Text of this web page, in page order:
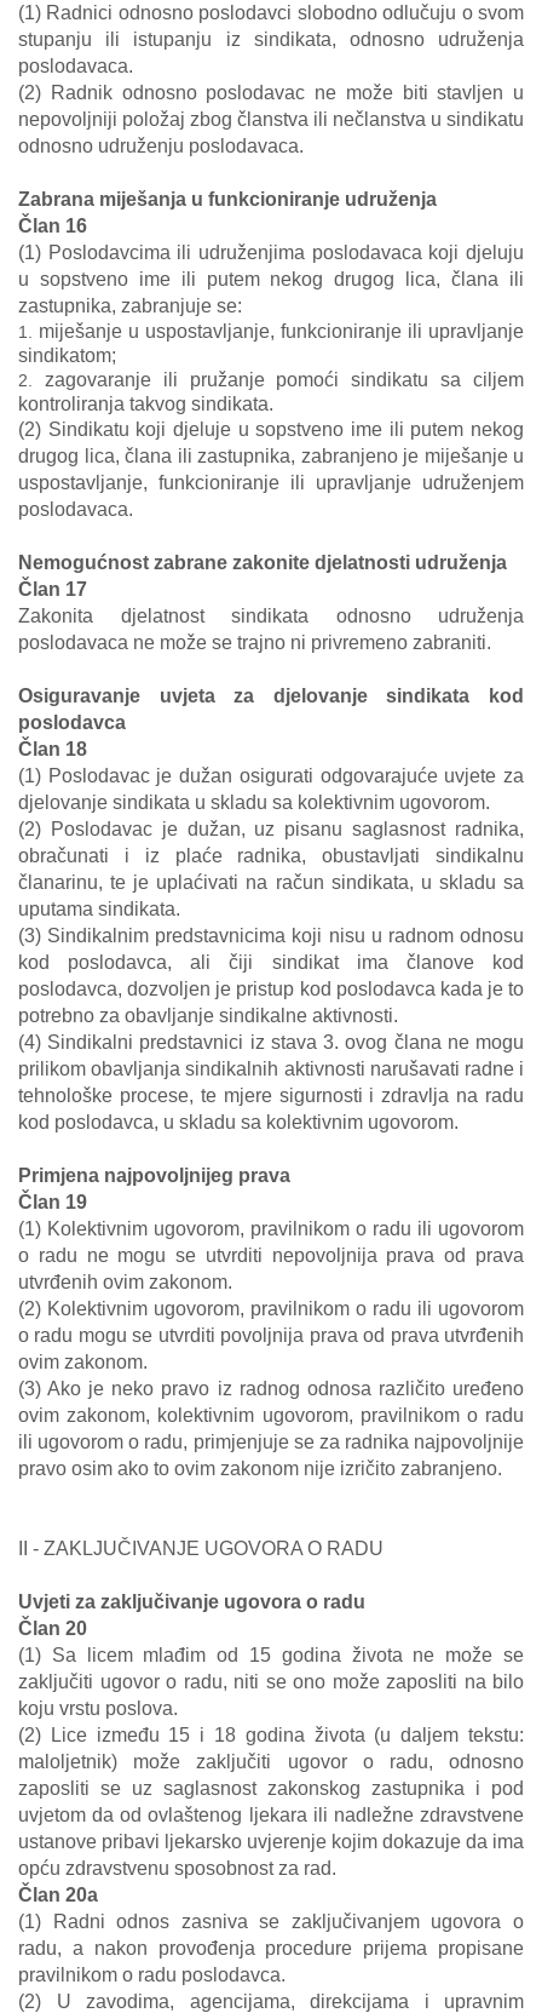
(1) Radnici odnosno poslodavci slobodno odlučuju o svom
stupanju ili istupanju iz sindikata, odnosno udruženja
poslodavaca.
(2) Radnik odnosno poslodavac ne može biti stavljen u
nepovoljniji položaj zbog članstva ili nečlanstva u sindikatu
odnosno udruženju poslodavaca.
Zabrana miješanja u funkcioniranje udruženja
Član 16
(1) Poslodavcima ili udruženjima poslodavaca koji djeluju
u sopstveno ime ili putem nekog drugog lica, člana ili
zastupnika, zabranjuje se:
miješanje u uspostavljanje, funkcioniranje ili upravljanje
sindikatom;
zagovaranje ili pružanje pomoći sindikatu sa ciljem
kontroliranja takvog sindikata.
(2) Sindikatu koji djeluje u sopstveno ime ili putem nekog
drugog lica, člana ili zastupnika, zabranjeno je miješanje u
uspostavljanje, funkcioniranje ili upravljanje udruženjem
poslodavaca.
Nemogućnost zabrane zakonite djelatnosti udruženja
Član 17
Zakonita djelatnost sindikata odnosno udruženja
poslodavaca ne može se trajno ni privremeno zabraniti.
Osiguravanje uvjeta za djelovanje sindikata kod
poslodavca
Član 18
(1) Poslodavac je dužan osigurati odgovarajuće uvjete za
djelovanje sindikata u skladu sa kolektivnim ugovorom.
(2) Poslodavac je dužan, uz pisanu saglasnost radnika,
obračunati i iz plaće radnika, obustavljati sindikalnu
članarinu, te je uplaćivati na račun sindikata, u skladu sa
uputama sindikata.
(3) Sindikalnim predstavnicima koji nisu u radnom odnosu
kod poslodavca, ali čiji sindikat ima članove kod
poslodavca, dozvoljen je pristup kod poslodavca kada je to
potrebno za obavljanje sindikalne aktivnosti.
(4) Sindikalni predstavnici iz stava 3. ovog člana ne mogu
prilikom obavljanja sindikalnih aktivnosti narušavati radne i
tehnološke procese, te mjere sigurnosti i zdravlja na radu
kod poslodavca, u skladu sa kolektivnim ugovorom.
Primjena najpovoljnijeg prava
Član 19
(1) Kolektivnim ugovorom, pravilnikom o radu ili ugovorom
o radu ne mogu se utvrditi nepovoljnija prava od prava
utvrđenih ovim zakonom.
(2) Kolektivnim ugovorom, pravilnikom o radu ili ugovorom
o radu mogu se utvrditi povoljnija prava od prava utvrđenih
ovim zakonom.
(3) Ako je neko pravo iz radnog odnosa različito uređeno
ovim zakonom, kolektivnim ugovorom, pravilnikom o radu
ili ugovorom o radu, primjenjuje se za radnika najpovoljnije
pravo osim ako to ovim zakonom nije izričito zabranjeno.
II - ZAKLJUČIVANJE UGOVORA O RADU
Uvjeti za zaključivanje ugovora o radu
Član 20
(1) Sa licem mlađim od 15 godina života ne može se
zaključiti ugovor o radu, niti se ono može zaposliti na bilo
koju vrstu poslova.
(2) Lice između 15 i 18 godina života (u daljem tekstu:
maloljetnik) može zaključiti ugovor o radu, odnosno
zaposliti se uz saglasnost zakonskog zastupnika i pod
uvjetom da od ovlaštenog ljekara ili nadležne zdravstvene
ustanove pribavi ljekarsko uvjerenje kojim dokazuje da ima
opću zdravstvenu sposobnost za rad.
Član 20a
(1) Radni odnos zasniva se zaključivanjem ugovora o
radu, a nakon provođenja procedure prijema propisane
pravilnikom o radu poslodavca.
(2) U zavodima, agencijama, direkcijama i upravnim